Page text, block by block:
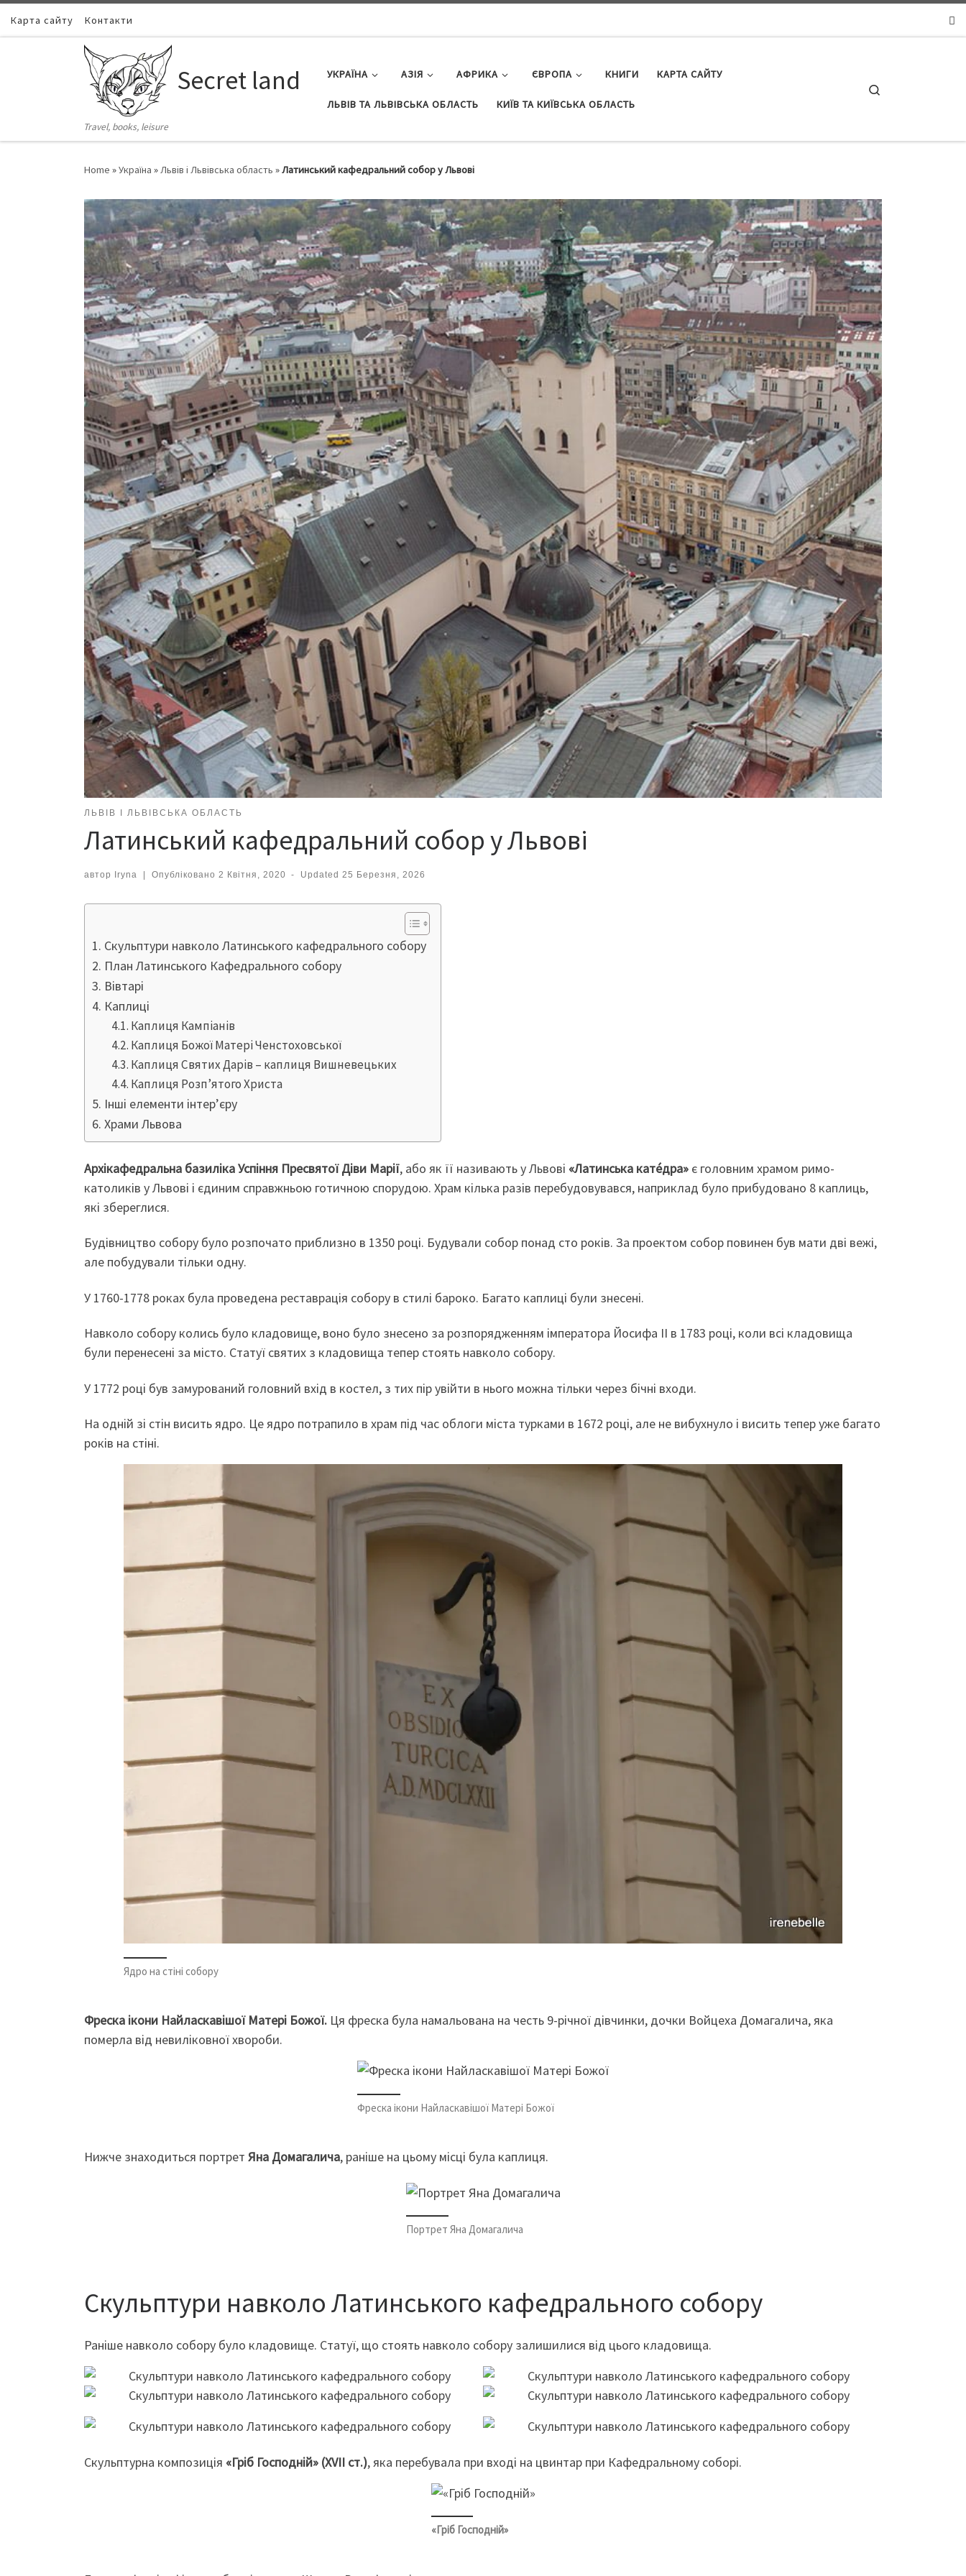
Skip to content
Карта сайту Контакти
Secret land
Travel, books, leisure
УКРАЇНА АЗІЯ АФРИКА ЄВРОПА КНИГИ КАРТА САЙТУ
ЛЬВІВ ТА ЛЬВІВСЬКА ОБЛАСТЬ КИЇВ ТА КИЇВСЬКА ОБЛАСТЬ
Home »Україна »Львів і Львівська область »Латинський кафедральний собор у Львові
ЛЬВІВ І ЛЬВІВСЬКА ОБЛАСТЬ
Латинський кафедральний собор у Львові
автор Iryna Опубліковано 2 Квітня, 2020 - Updated25 Березня, 2026
Скульптури навколо Латинського кафедрального собору
План Латинського Кафедрального собору
Вівтарі
Каплиці
Каплиця Кампіанів
Каплиця Божої Матері Ченстоховської
Каплиця Святих Дарів – каплиця Вишневецьких
Каплиця Розп’ятого Христа
Інші елементи інтер’єру
Храми Львова
Архікафедральна базиліка Успіння Пресвятої Діви Марії, або як її називають у Львові «Латинська катéдра» є головним храмом римо-
католиків у Львові і єдиним справжньою готичною спорудою. Храм кілька разів перебудовувався, наприклад було прибудовано 8 каплиць,
які збереглися.
Будівництво собору було розпочато приблизно в 1350 році. Будували собор понад сто років. За проектом собор повинен був мати дві вежі,
але побудували тільки одну.
У 1760-1778 роках була проведена реставрація собору в стилі бароко. Багато каплиці були знесені.
Навколо собору колись було кладовище, воно було знесено за розпорядженням імператора Йосифа II в 1783 році, коли всі кладовища
були перенесені за місто. Статуї святих з кладовища тепер стоять навколо собору.
У 1772 році був замурований головний вхід в костел, з тих пір увійти в нього можна тільки через бічні входи.
На одній зі стін висить ядро. Це ядро потрапило в храм під час облоги міста турками в 1672 році, але не вибухнуло і висить тепер уже багато
років на стіні.
Ядро на стіні собору
Фреска ікони Найласкавішої Матері Божої. Ця фреска була намальована на честь 9-річної дівчинки, дочки Войцеха Домагалича, яка
померла від невиліковної хвороби.
Фреска ікони Найласкавішої Матері Божої
Нижче знаходиться портрет Яна Домагалича, раніше на цьому місці була каплиця.
Портрет Яна Домагалича
Скульптури навколо Латинського кафедрального собору
Раніше навколо собору було кладовище. Статуї, що стоять навколо собору залишилися від цього кладовища.
Скульптурна композиція «Гріб Господній» (XVII ст.), яка перебувала при вході на цвинтар при Кафедральному соборі.
«Гріб Господній»